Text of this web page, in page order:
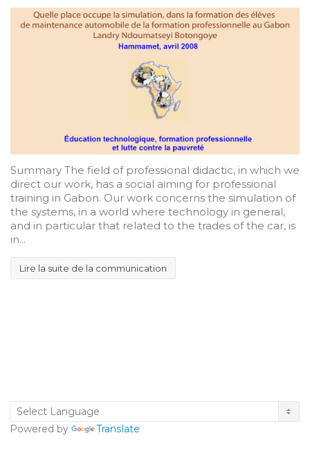
Summary The field of professional didactic, in which we
direct our work, has a social aiming for professional
training in Gabon. Our work concerns the simulation of
the systems, in a world where technology in general,
and in particular that related to the trades of the car, is
in...
Lire la suite de la communication
Powered by Translate